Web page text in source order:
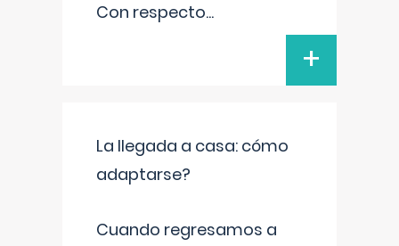
Con respecto...
+
La llegada a casa: cómo
adaptarse?
Cuando regresamos a